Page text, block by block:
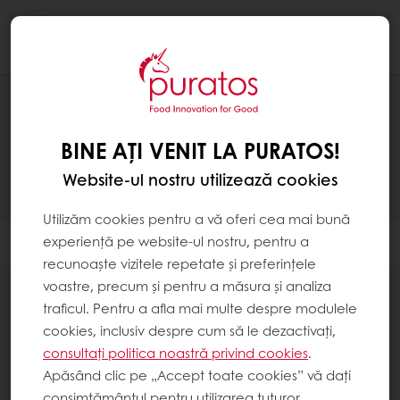
Filtrare
Mixuri de brutărie
BINE AȚI VENIT LA PURATOS!
Website-ul nostru utilizează cookies
Utilizăm cookies pentru a vă oferi cea mai bună
experiență pe website-ul nostru, pentru a
recunoaște vizitele repetate și preferințele
voastre, precum și pentru a măsura și analiza
traficul. Pentru a afla mai multe despre modulele
cookies, inclusiv despre cum să le dezactivați,
consultați politica noastră privind cookies.
Apăsând clic pe „Accept toate cookies” vă dați